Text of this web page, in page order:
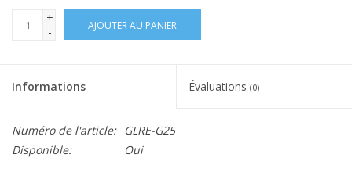
+
-
AJOUTER AU PANIER
Informations Évaluations (0)
Numéro de l'article:
GLRE-G25
Disponible:
Oui